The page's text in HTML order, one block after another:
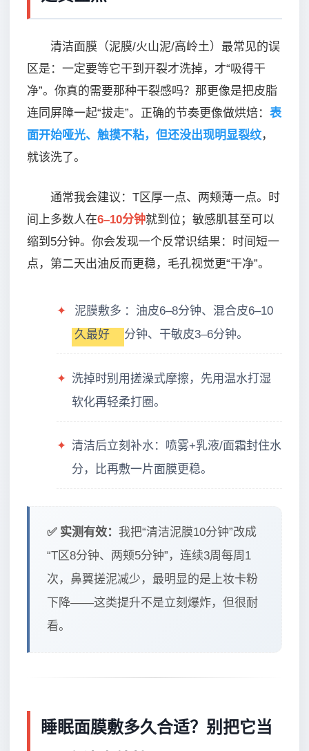
清洁面膜（泥膜/火山泥/高岭土）最常见的误
区是：一定要等它干到开裂才洗掉，才“吸得干
净”。你真的需要那种干裂感吗？那更像是把皮脂
连同屏障一起“拔走”。正确的节奏更像做烘焙： 表
面开始哑光、触摸不粘，但还没出现明显裂纹，
就该洗了。
通常我会建议：T区厚一点、两颊薄一点。时
间上多数人在6–10分钟就到位；敏感肌甚至可以
缩到5分钟。你会发现一个反常识结果：时间短一
点，第二天出油反而更稳，毛孔视觉更“干净”。
✦
泥膜敷多
久最好
：油皮6–8分钟、混合皮6–10
分钟、干敏皮3–6分钟。
✦ 洗掉时别用搓澡式摩擦，先用温水打湿
软化再轻柔打圈。
✦ 清洁后立刻补水：喷雾+乳液/面霜封住水
分，比再敷一片面膜更稳。
✅ 实测有效： 我把“清洁泥膜10分钟”改成
“T区8分钟、两颊5分钟”，连续3周每周1
次，鼻翼搓泥减少，最明显的是上妆卡粉
下降——这类提升不是立刻爆炸，但很耐
看。
睡眠面膜敷多久合适？别把它当